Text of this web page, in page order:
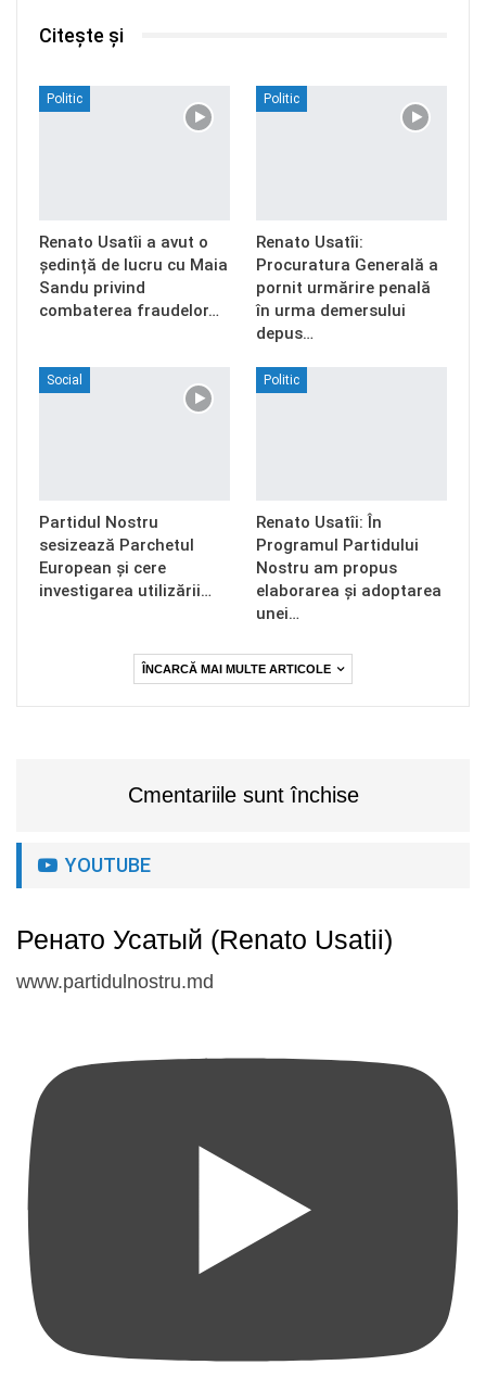
Citește și
Politic
Renato Usatîi a avut o
ședință de lucru cu Maia
Sandu privind
combaterea fraudelor…
Politic
Renato Usatîi:
Procuratura Generală a
pornit urmărire penală
în urma demersului
depus…
Social
Partidul Nostru
sesizează Parchetul
European și cere
investigarea utilizării…
Politic
Renato Usatîi: În
Programul Partidului
Nostru am propus
elaborarea și adoptarea
unei…
ÎNCARCĂ MAI MULTE ARTICOLE
Cmentariile sunt închise
YOUTUBE
Ренато Усатый (Renato Usatii)
www.partidulnostru.md